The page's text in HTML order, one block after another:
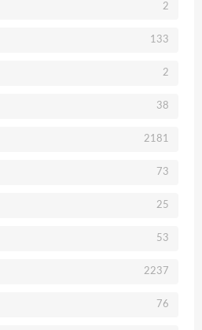
2
133
2
38
2181
73
25
53
2237
76